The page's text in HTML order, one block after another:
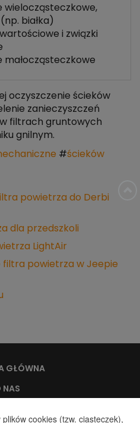
wielocząsteczkowe,
białka)
i związki
małocząsteczkowe
oczyszczenie ścieków
zanieczyszczeń
w filtrach gruntowych
gnilnym.
#ścieków
powietrza do Derbi
dla przedszkoli
LightAir
filtra powietrza w Jeepie
GŁÓWNA
NAS
cookies (tzw. ciasteczek),